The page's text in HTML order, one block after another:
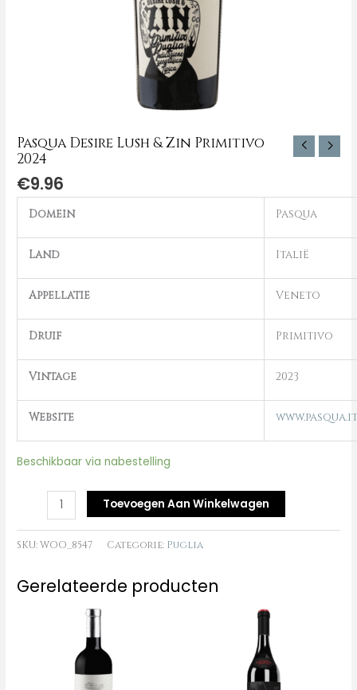
Pasqua Desire Lush & Zin Primitivo
2024
€9.96
Domein Pasqua
Land Italië
Appellatie Veneto
Druif Primitivo
Vintage 2023
Website www.pasqua.it
Beschikbaar via nabestelling
Toevoegen Aan Winkelwagen
SKU:WOO_8547 Categorie: Puglia
Gerelateerde producten